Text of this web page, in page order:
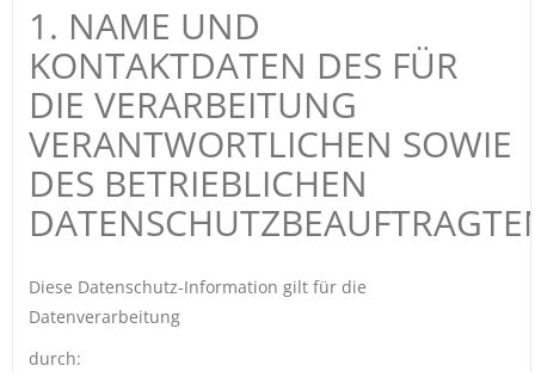
1. NAME UND
KONTAKTDATEN DES FÜR
DIE VERARBEITUNG
VERANTWORTLICHEN SOWIE
DES BETRIEBLICHEN
Diese Datenschutz-Information gilt für die
Datenverarbeitung
durch: